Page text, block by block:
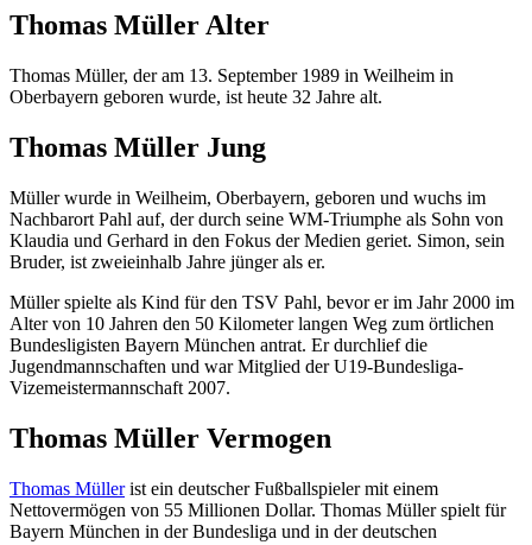
Thomas Müller Alter
Thomas Müller, der am 13. September 1989 in Weilheim in
Oberbayern geboren wurde, ist heute 32 Jahre alt.
Thomas Müller Jung
Müller wurde in Weilheim, Oberbayern, geboren und wuchs im
Nachbarort Pahl auf, der durch seine WM-Triumphe als Sohn von
Klaudia und Gerhard in den Fokus der Medien geriet. Simon, sein
Bruder, ist zweieinhalb Jahre jünger als er.
Müller spielte als Kind für den TSV Pahl, bevor er im Jahr 2000 im
Alter von 10 Jahren den 50 Kilometer langen Weg zum örtlichen
Bundesligisten Bayern München antrat. Er durchlief die
Jugendmannschaften und war Mitglied der U19-Bundesliga-
Vizemeistermannschaft 2007.
Thomas Müller Vermogen
Thomas Müllerist ein deutscher Fußballspieler mit einem
Nettovermögen von 55 Millionen Dollar. Thomas Müller spielt für
Bayern München in der Bundesliga und in der deutschen